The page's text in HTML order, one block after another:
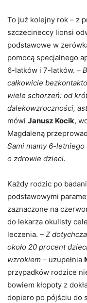
To już kolejny rok – z
szczecineccy lionsi
podstawowe w
pomocą specjalnego
6-latków i 7-latków. –
całkowicie
wiele schorzeń: od
dalekowzroczności,
mówi Janusz Kocik,
Magdaleną
Sami mamy 6-
o zdrowie dzieci.
Każdy rodzic po
podstawowymi
zaznaczone na
do lekarza okulisty
leczenia. – Z
około 20 procent
wzrokiem – uzupełnia
przypadków rodzice
bowiem kłopoty z
dopiero po pójściu do